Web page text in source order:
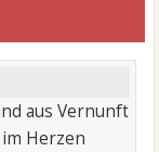
aus Vernunft
Herzen